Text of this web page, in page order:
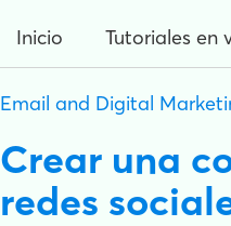
Inicio Tutoriales en
Email and Digital
Crear una
redes